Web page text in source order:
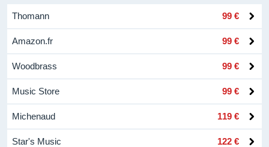
Thomann 99 €
Amazon.fr 99 €
Woodbrass 99 €
Music Store 99 €
Michenaud 119 €
Star's Music 122 €